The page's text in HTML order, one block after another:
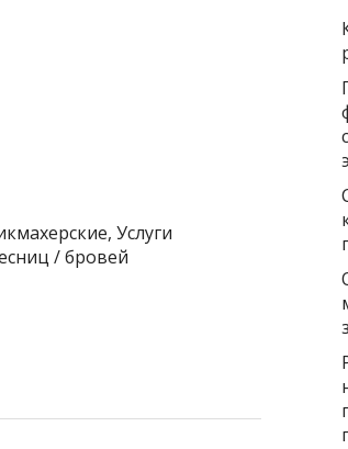
Услуги
/ бровей